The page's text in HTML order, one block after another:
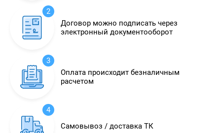
2
Договор можно подписать через
электронный документооборот
3
Оплата происходит безналичным
расчетом
4
Самовывоз / доставка ТК